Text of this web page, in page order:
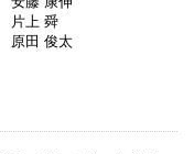
片上 舜
原田 俊太